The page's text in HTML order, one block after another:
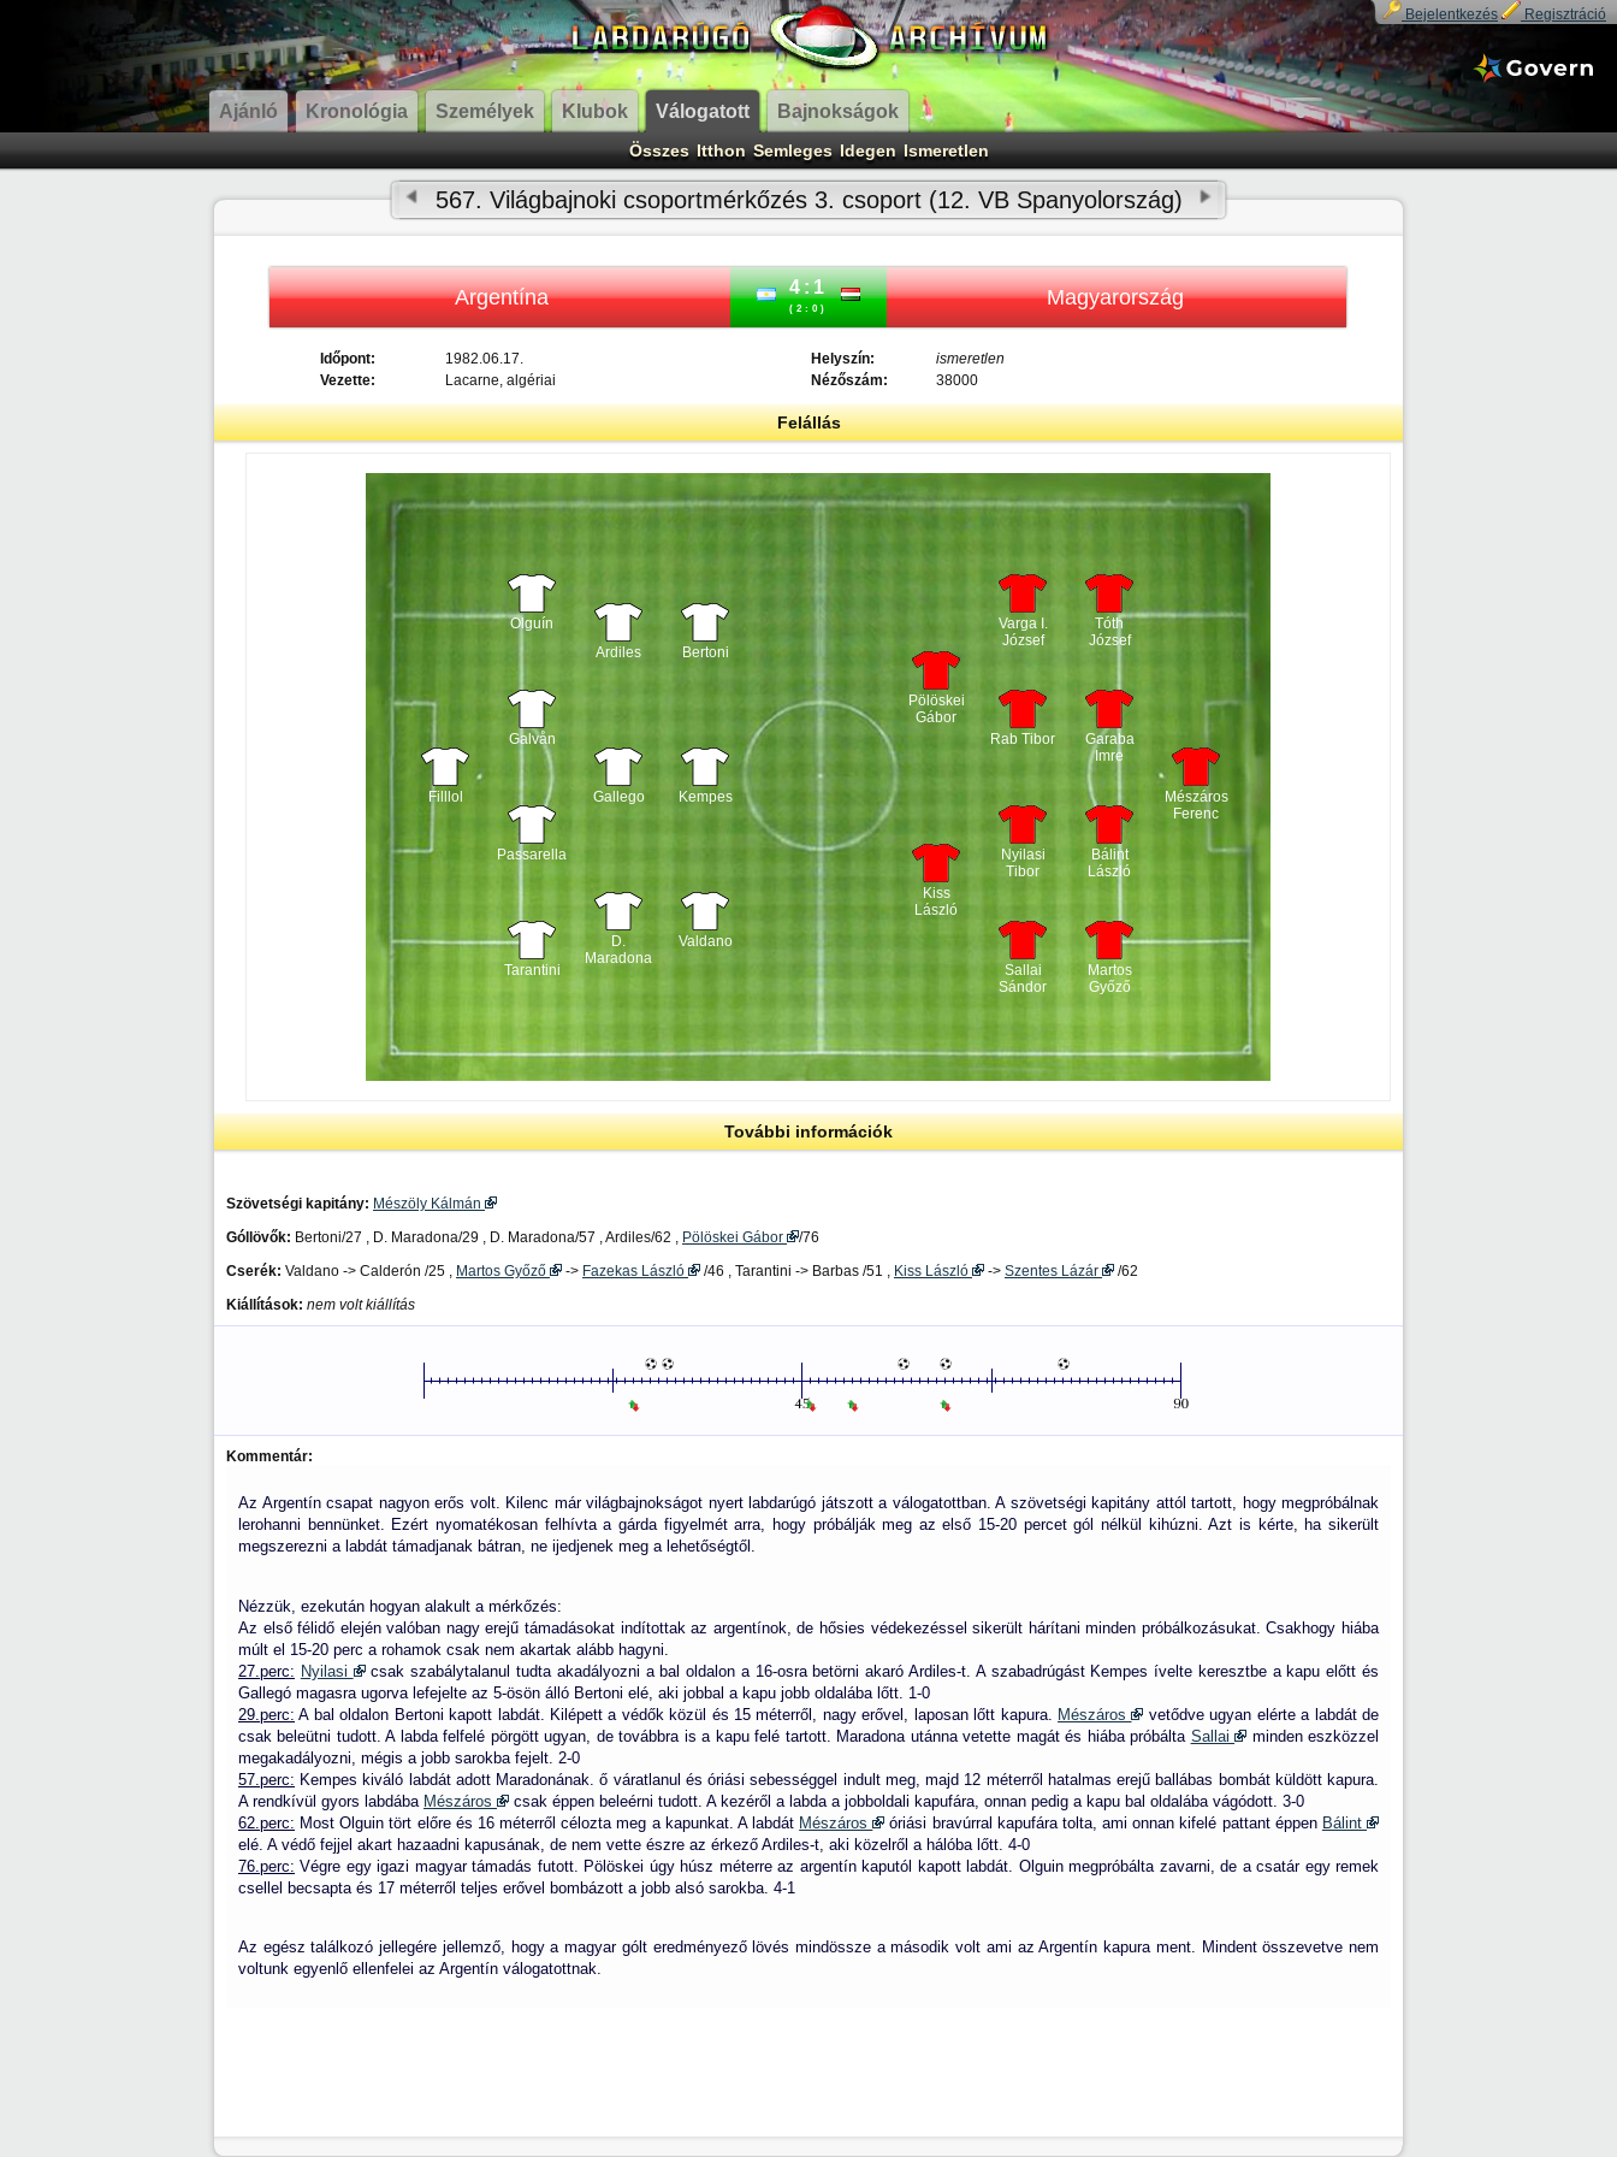
Bejelentkezés Regisztráció
Ajánló Kronológia Személyek Klubok Válogatott Bajnokságok
Összes Itthon Semleges Idegen Ismeretlen
567. Világbajnoki csoportmérkőzés 3. csoport (12. VB Spanyolország)
Argentína 4:1
(2:0) Magyarország
Időpont: 1982.06.17. Helyszín:
ismeretlen
Vezette:
Lacarne, algériai Nézőszám: 38000
Felállás
Filllol
Olguín
Galvån
Passarella
Tarantini
Ardiles
Gallego
D.
Maradona
Bertoni
Kempes
Valdano
Mészáros
Ferenc
Martos
Győző
Bálint
László
Garaba
Imre
Tóth
József
Sallai
Sándor
Nyilasi
Tibor
Rab Tibor
Varga I.
József
Kiss
László
Pölöskei
Gábor
További információk
Szövetségi kapitány: Mészöly Kálmán
Góllövők: Bertoni/27 , D. Maradona/29 , D. Maradona/57 , Ardiles/62 , Pölöskei Gábor
/76
Cserék: Valdano -> Calderón /25 , Martos Győző -> Fazekas László /46 , Tarantini -> Barbas /51 , Kiss László -> Szentes Lázár
/62
Kiállítások: nem volt kiállítás
Kommentár:
Az Argentín csapat nagyon erős volt. Kilenc már világbajnokságot nyert labdarúgó játszott a válogatottban. A szövetségi kapitány attól tartott, hogy megpróbálnak
lerohanni bennünket. Ezért nyomatékosan felhívta a gárda figyelmét arra, hogy próbálják meg az első 15-20 percet gól nélkül kihúzni. Azt is kérte, ha sikerült
megszerezni a labdát támadjanak bátran, ne ijedjenek meg a lehetőségtől.
Nézzük, ezekután hogyan alakult a mérkőzés:
Az első félidő elején valóban nagy erejű támadásokat indítottak az argentínok, de hősies védekezéssel sikerült hárítani minden próbálkozásukat. Csakhogy hiába
múlt el 15-20 perc a rohamok csak nem akartak alább hagyni.
27.perc: Nyilasi
csak szabálytalanul tudta akadályozni a bal oldalon a 16-osra betörni akaró Ardiles-t. A szabadrúgást Kempes ívelte keresztbe a kapu előtt és
Gallegó magasra ugorva lefejelte az 5-ösön álló Bertoni elé, aki jobbal a kapu jobb oldalába lőtt. 1-0
29.perc: A bal oldalon Bertoni kapott labdát. Kilépett a védők közül és 15 méterről, nagy erővel, laposan lőtt kapura. Mészáros
vetődve ugyan elérte a labdát de
csak beleütni tudott. A labda felfelé pörgött ugyan, de továbbra is a kapu felé tartott. Maradona utánna vetette magát és hiába próbálta Sallai
minden eszközzel
megakadályozni, mégis a jobb sarokba fejelt. 2-0
57.perc: Kempes kiváló labdát adott Maradonának. ő váratlanul és óriási sebességgel indult meg, majd 12 méterről hatalmas erejű ballábas bombát küldött kapura.
A rendkívül gyors labdába Mészáros
csak éppen beleérni tudott. A kezéről a labda a jobboldali kapufára, onnan pedig a kapu bal oldalába vágódott. 3-0
62.perc: Most Olguin tört előre és 16 méterről célozta meg a kapunkat. A labdát Mészáros óriási bravúrral kapufára tolta, ami onnan kifelé pattant éppen Bálint
elé. A védő fejjel akart hazaadni kapusának, de nem vette észre az érkező Ardiles-t, aki közelről a hálóba lőtt. 4-0
76.perc: Végre egy igazi magyar támadás futott. Pölöskei úgy húsz méterre az argentín kaputól kapott labdát. Olguin megpróbálta zavarni, de a csatár egy remek
csellel becsapta és 17 méterről teljes erővel bombázott a jobb alsó sarokba. 4-1
Az egész találkozó jellegére jellemző, hogy a magyar gólt eredményező lövés mindössze a második volt ami az Argentín kapura ment. Mindent összevetve nem
voltunk egyenlő ellenfelei az Argentín válogatottnak.